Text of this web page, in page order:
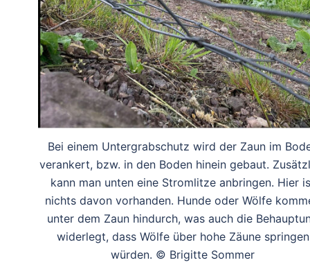
Bei einem Untergrabschutz wird der Zaun im
verankert, bzw. in den Boden hinein gebaut.
kann man unten eine Stromlitze anbringen. Hier
nichts davon vorhanden. Hunde oder Wölfe
unter dem Zaun hindurch, was auch die
widerlegt, dass Wölfe über hohe Zäune springen
würden. © Brigitte Sommer